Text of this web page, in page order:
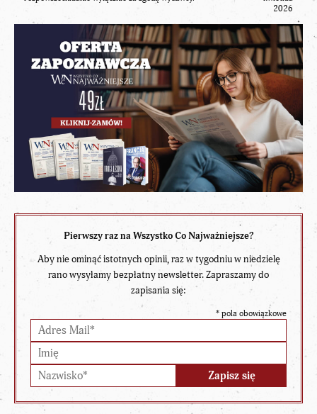
2026
Pierwszy raz na Wszystko Co Najważniejsze?
Aby nie ominąć istotnych opinii, raz w tygodniu w niedzielę
rano wysyłamy bezpłatny newsletter. Zapraszamy do
zapisania się:
* pola obowiązkowe